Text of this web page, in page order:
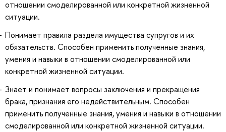
отношении смоделированной или конкретной жизненной
ситуации.
Понимает правила раздела имущества супругов и их
обязательств. Способен применить полученные знания,
умения и навыки в отношении смоделированной или
конкретной жизненной ситуации.
Знает и понимает вопросы заключения и прекращения
брака, признания его недействительным. Способен
применить полученные знания, умения и навыки в отношении
смоделированной или конкретной жизненной ситуации.